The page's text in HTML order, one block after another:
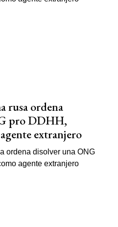
rusa ordena
pro DDHH,
extranjero